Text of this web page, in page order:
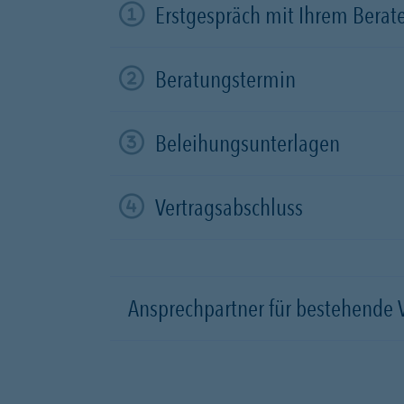
Erstgespräch mit Ihrem
Beratungstermin
Beleihungsunterlagen
Vertragsabschluss
Ansprechpartner für bestehende